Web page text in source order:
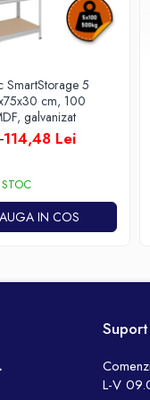
SmartStorage 5
cm, 100
galvanizat
114,48 Lei
IN COS
L-V